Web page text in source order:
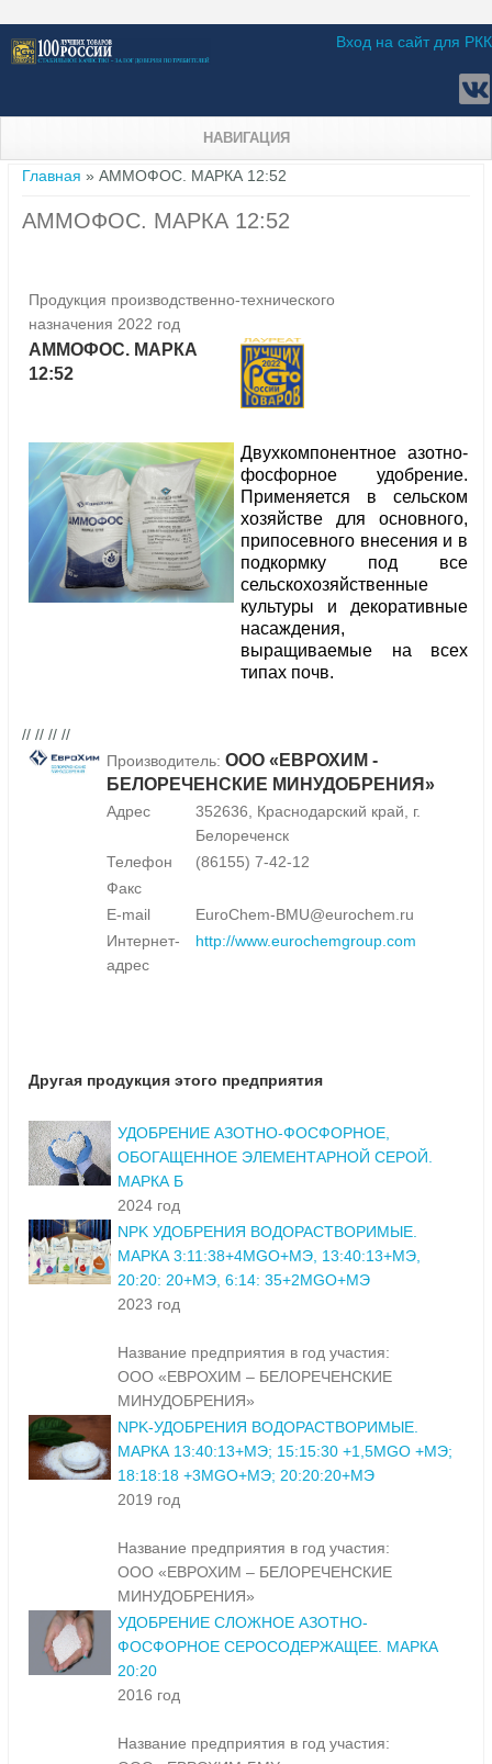
Вход на сайт для РКК
НАВИГАЦИЯ
Вы здесь
Главная » АММОФОС. МАРКА 12:52
АММОФОС. МАРКА 12:52
Продукция производственно-технического
назначения 2022 год
АММОФОС. МАРКА
12:52
Двухкомпонентное азотно-
фосфорное удобрение.
Применяется в сельском
хозяйстве для основного,
припосевного внесения и в
подкормку под все
сельскохозяйственные
культуры и декоративные
насаждения,
выращиваемые на всех
типах почв.
// // // //
Производитель: ООО «ЕВРОХИМ -
БЕЛОРЕЧЕНСКИЕ МИНУДОБРЕНИЯ»
Адрес
352636, Краснодарский край, г.
Белореченск
Телефон
(86155) 7-42-12
Факс
E-mail
EuroChem-BMU@eurochem.ru
Интернет-
адрес
http://www.eurochemgroup.com
Другая продукция этого предприятия
УДОБРЕНИЕ АЗОТНО-ФОСФОРНОЕ,
ОБОГАЩЕННОЕ ЭЛЕМЕНТАРНОЙ СЕРОЙ.
МАРКА Б
2024 год
NPK УДОБРЕНИЯ ВОДОРАСТВОРИМЫЕ.
МАРКА 3:11:38+4MGO+МЭ, 13:40:13+МЭ,
20:20: 20+МЭ, 6:14: 35+2MGO+МЭ
2023 год
Название предприятия в год участия:
ООО «ЕВРОХИМ – БЕЛОРЕЧЕНСКИЕ
МИНУДОБРЕНИЯ»
NPK-УДОБРЕНИЯ ВОДОРАСТВОРИМЫЕ.
МАРКА 13:40:13+МЭ; 15:15:30 +1,5MGO +МЭ;
18:18:18 +3MGO+МЭ; 20:20:20+МЭ
2019 год
Название предприятия в год участия:
ООО «ЕВРОХИМ – БЕЛОРЕЧЕНСКИЕ
МИНУДОБРЕНИЯ»
УДОБРЕНИЕ СЛОЖНОЕ АЗОТНО-
ФОСФОРНОЕ СЕРОСОДЕРЖАЩЕЕ. МАРКА
20:20
2016 год
Название предприятия в год участия: